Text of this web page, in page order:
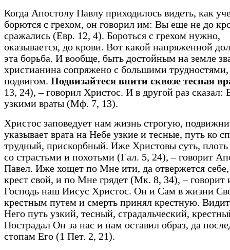
Когда Апостолу Павлу приходилось видеть, как
борются с грехом, он говорил им: Вы еще не до
сражались (Евр. 12, 4). Бороться с грехом нужно,
оказывается, до крови. Вот какой напряженной
эта борьба. И вообще, быть достойным на земле
христианина сопряжено с большими
подвигом. Подвизайтеся внити сквозе тесная
13, 24), – говорил Христос. И в другой раз сказал:
узкими враты (Мф. 7, 13).
Христос заповедует нам жизнь строгую,
указывает врата на Небе узкие и тесные, путь ко
трудный, прискорбный. Иже Христовы суть,
со страстьми и похотьми (Гал. 5, 24), – говорит
Павел. Иже хощет по Мне ити, да отвержется себе,
крест свой, и по Мне грядет (Мк. 8, 34), – говорит
Господь наш Иисус Христос. Он и Сам в жизни
крестным путем и смерть принял крестную.
Него путь узкий, тесный, страдальческий,
Пострадал Он за нас и нам оставил образ, да
стопам Его (1 Пет. 2, 21).